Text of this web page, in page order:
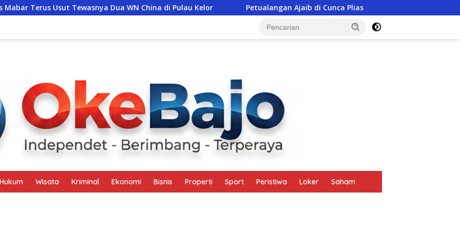
Dua WN China di Pulau Kelor Petualangan Ajaib di Cunca Plias Polisi Ikut Gotong Patung Bunda
Hukum Wisata Kriminal Ekonomi Bisnis Properti Sport Peristiwa Loker Saham